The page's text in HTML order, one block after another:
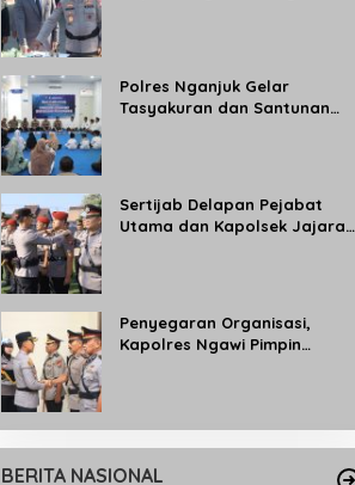
Polres Nganjuk Gelar
Tasyakuran dan Santunan
Sertijab Delapan Pejabat
Utama dan Kapolsek Jajaran,
Penyegaran Organisasi,
Kapolres Ngawi Pimpin
BERITA NASIONAL